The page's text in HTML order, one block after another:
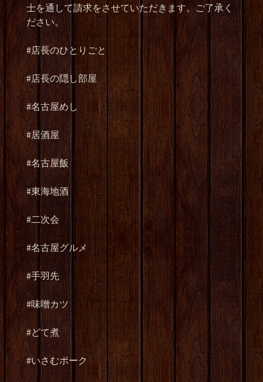
士を通して請求をさせていただきます。ご了承く
ださい。
#店長のひとりごと
#店長の隠し部屋
#名古屋めし
#居酒屋
#名古屋飯
#東海地酒
#二次会
#名古屋グルメ
#手羽先
#味噌カツ
#どて煮
#いさむポーク